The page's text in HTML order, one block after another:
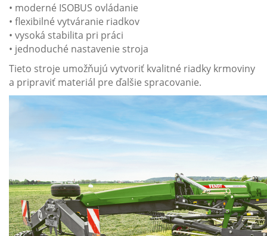
• moderné ISOBUS ovládanie
• flexibilné vytváranie riadkov
• vysoká stabilita pri práci
• jednoduché nastavenie stroja
Tieto stroje umožňujú vytvoriť kvalitné riadky krmoviny
a pripraviť materiál pre ďalšie spracovanie.